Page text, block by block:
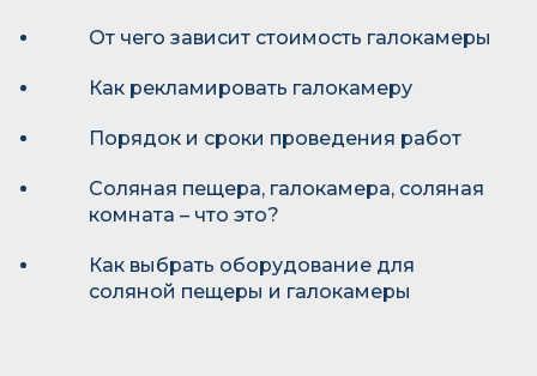
От чего зависит стоимость галокамеры
Как рекламировать галокамеру
Порядок и сроки проведения работ
Соляная пещера, галокамера, соляная
комната – что это?
Как выбрать оборудование для
соляной пещеры и галокамеры